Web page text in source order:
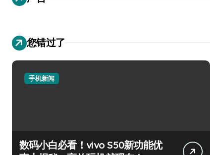
您错过了
手机新闻
数码小白必看！vivo S50新功能优